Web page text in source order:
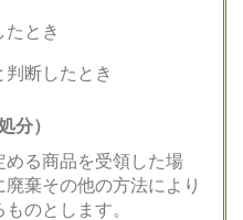
とき
断したとき
分）
る商品を受領した場
棄その他の方法により
のとします。